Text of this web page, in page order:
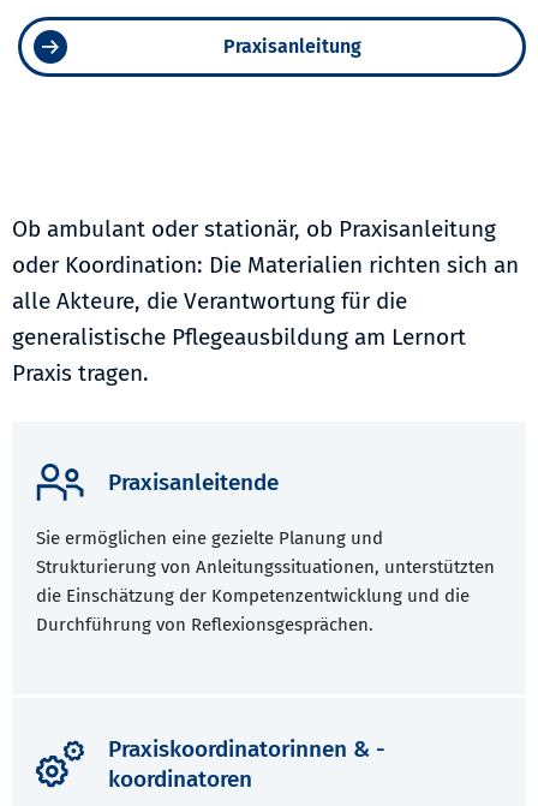
Praxisanleitung
Ob ambulant oder stationär, ob Praxisanleitung
oder Koordination: Die Materialien richten sich an
alle Akteure, die Verantwortung für die
generalistische Pflegeausbildung am Lernort
Praxis tragen.
Praxisanleitende
Sie ermöglichen eine gezielte Planung und
Strukturierung von Anleitungssituationen, unterstützten
die Einschätzung der Kompetenzentwicklung und die
Durchführung von Reflexionsgesprächen.
Praxiskoordinatorinnen & -
koordinatoren